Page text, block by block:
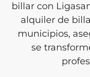
billar con
alquiler de
municipios,
se